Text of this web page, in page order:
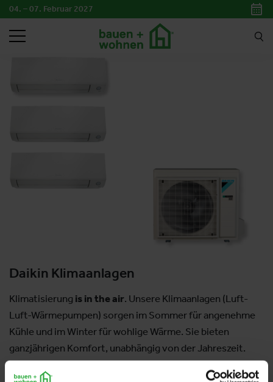
04. – 07. Februar 2027
SUCHEN
Daikin Klimaanlagen
Klimatisierung is in the air. Unsere Klimaanlagen (Luft-
Luft-Wärmepumpen) sorgen im Sommer für angenehme
Kühle und im Winter für wohlige Wärme. Sie bieten
ganzjährigen Komfort, unabhängig von der Jahreszeit.
Aussteller: